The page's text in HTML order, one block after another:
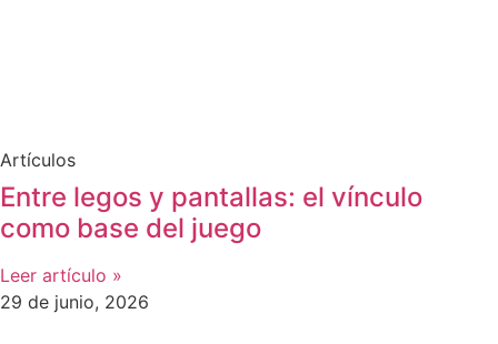
Artículos
Entre legos y pantallas: el vínculo
como base del juego
Leer artículo »
29 de junio, 2026